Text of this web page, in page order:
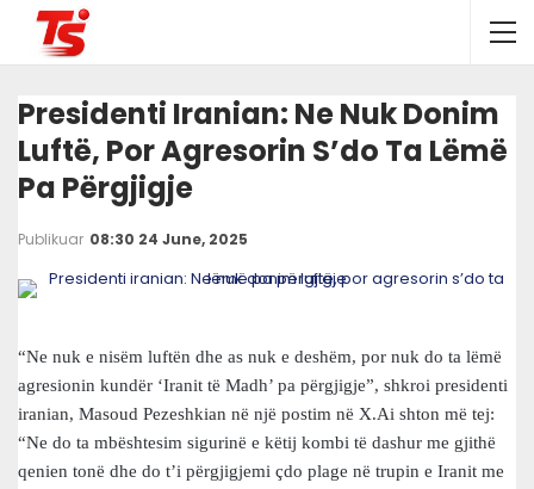
Presidenti Iranian: Ne Nuk Donim
Luftë, Por Agresorin S’do Ta Lëmë
Pa Përgjigje
Publikuar 08:30 24 June, 2025
“Ne nuk e nisëm luftën dhe as nuk e deshëm, por nuk do ta lëmë
agresionin kundër ‘Iranit të Madh’ pa përgjigje”, shkroi presidenti
iranian, Masoud Pezeshkian në një postim në X.Ai shton më tej:
“Ne do ta mbështesim sigurinë e këtij kombi të dashur me gjithë
qenien tonë dhe do t’i përgjigjemi çdo plage në trupin e Iranit me